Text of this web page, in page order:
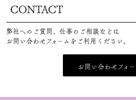
CONTACT
弊社へのご質問、仕事のご相談などは
お問い合わせフォームをご利用ください。
お問い合わせフォ